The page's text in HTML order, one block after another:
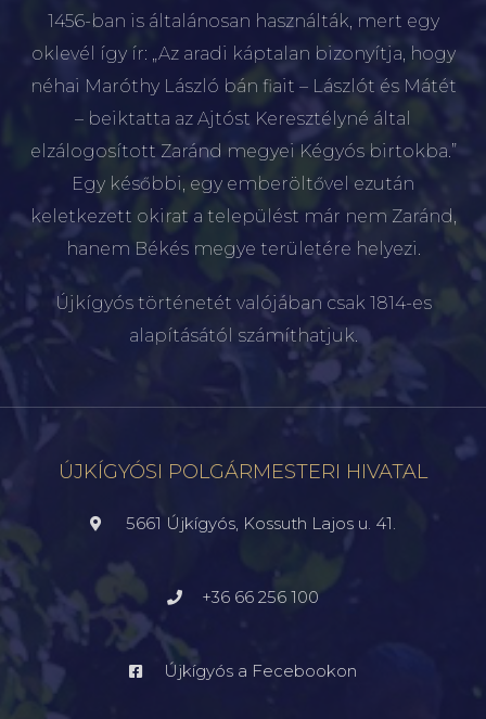
1456-ban is általánosan használták, mert egy
oklevél így ír: „Az aradi káptalan bizonyítja, hogy
néhai Maróthy László bán fiait – Lászlót és Mátét
– beiktatta az Ajtóst Keresztélyné által
elzálogosított Zaránd megyei Kégyós birtokba.”
Egy későbbi, egy emberöltővel ezután
keletkezett okirat a települést már nem Zaránd,
hanem Békés megye területére helyezi.
Újkígyós történetét valójában csak 1814-es
alapításától számíthatjuk.
ÚJKÍGYÓSI POLGÁRMESTERI HIVATAL
5661 Újkígyós, Kossuth Lajos u. 41.
+36 66 256 100
Újkígyós a Fecebookon